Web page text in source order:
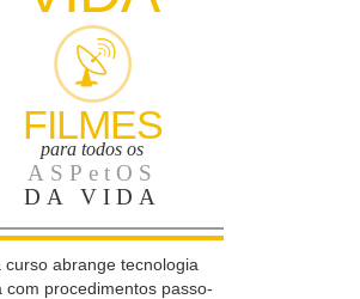
FILMES
para todos os
ASPetOS
DA VIDA
curso abrange tecnologia
com procedimentos passo-